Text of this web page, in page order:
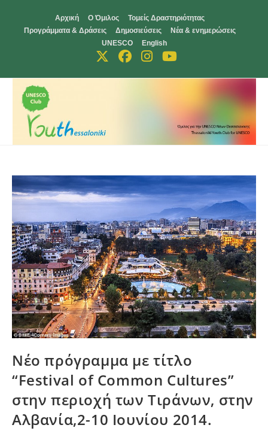
content
Αρχική Ο Όμιλος
Τομείς Δραστηριότητας
Προγράμματα & Δράσεις
Δημοσιεύσεις
Νέα & ενημερώσεις
UNESCO
English
Νέο πρόγραμμα με τίτλο
“Festival of Common Cultures”
στην περιοχή των Τιράνων, στην
Αλβανία,2-10 Ιουνίου 2014.